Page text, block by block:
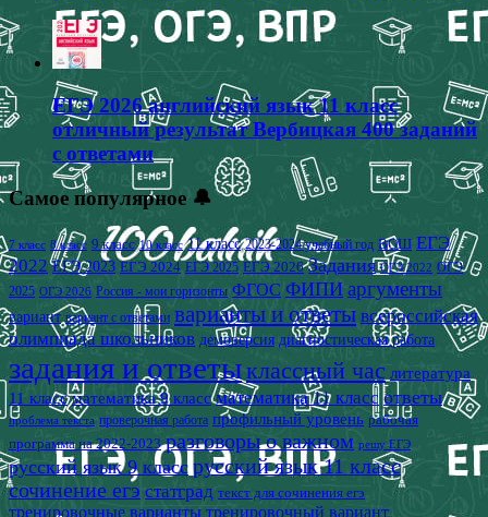
ЕГЭ 2026 английский язык 11 класс
отличный результат Вербицкая 400 заданий
с ответами
Самое популярное 🔔
7 класс 8 класс 9 класс 10 класс 11 класс 2023-2024 учебный год ВОШ ЕГЭ
2022 ЕГЭ 2023 ЕГЭ 2024 ЕГЭ 2025 ЕГЭ 2026 Задания ОГЭ 2022 ОГЭ
2025 ОГЭ 2026 Россия - мои горизонты ФГОС ФИПИ аргументы
вариант вариант с ответами варианты и ответы всероссийская
олимпиада школьников демоверсия диагностическая работа
задания и ответыклассный час литература
11 класс математика 9 класс математика 11 класс ответы
проблема текста проверочная работа профильный уровень рабочая
программа на 2022-2023 разговоры о важном решу ЕГЭ
русский язык 9 класс русский язык 11 класс
сочинение егэ статград текст для сочинения егэ
тренировочные варианты тренировочный вариант